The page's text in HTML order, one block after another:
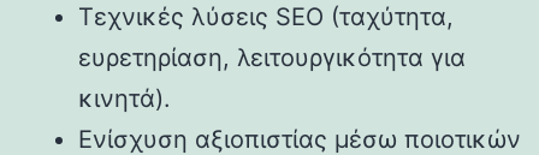
Τεχνικές λύσεις SEO (ταχύτητα,
ευρετηρίαση, λειτουργικότητα για
κινητά).
Ενίσχυση αξιοπιστίας μέσω ποιοτικών